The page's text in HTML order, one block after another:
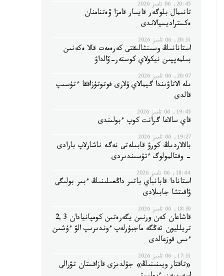
20:45, 06 تامىز 2026
تانىمال بلوگەر قايسار قامزا ۆەتنامنان
ەكستراديسيالاندى
20:31, 06 تامىز 2026
استانانىڭ وسىنشالىقتى كەرەمەت قالا ەكەنىن
بىلمەپپىن نيكولاي كوستەر-ۆالداۋ
20:07, 06 تامىز 2026
ىلە الاتاۋىندا گيمالاي ۇلارى فوتوتۇزاققا ءتۇسىپ
قالدى
19:45, 06 تامىز 2026
قاي سالاعا گرانت كوپ ءبولىندى
19:27, 06 تامىز 2026
بالالاردىڭ كورۋ قابىلەتى نەگە ناشارلاپ بارادى
- وفتالمولوگ ءتۇسىندىردى
18:44, 06 تامىز 2026
استانادا قابانباي باتىر داڭعىلىنىڭ ءبىر بولىگى
ۋاقىتشا جابىلادى
18:30, 06 تامىز 2026
قاشاعان كەن ورنىن يگەرەتىن كومپانيادان 2,3
تريلليون تەڭگە ماجبۇرلەپ ءوندىرىپ الۋ ءۇشىن
ءىس قوزعالدى
17:31, 06 تامىز 2026
«تاقتار ويىنىنىڭ» جۇلدىزى قازاقستان تۋرالى